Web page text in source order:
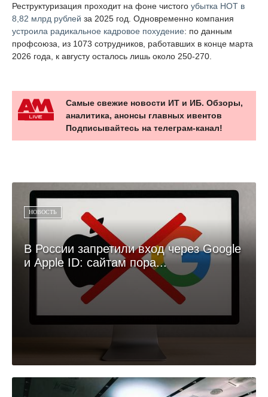
Реструктуризация проходит на фоне чистого убытка НОТ в
8,82 млрд рублей за 2025 год. Одновременно компания
устроила радикальное кадровое похудение: по данным
профсоюза, из 1073 сотрудников, работавших в конце марта
2026 года, к августу осталось лишь около 250-270.
Самые свежие новости ИТ и ИБ. Обзоры,
аналитика, анонсы главных ивентов
Подписывайтесь на телеграм-канал!
НОВОСТЬ
В России запретили вход через Google
и Apple ID: сайтам пора...